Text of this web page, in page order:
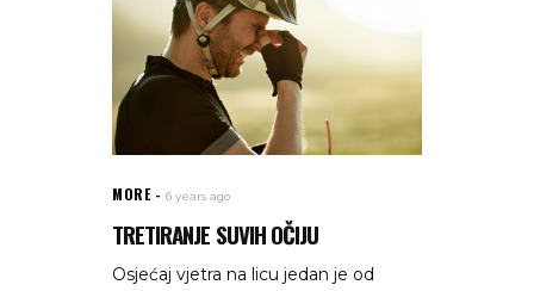
MORE 6 years ago
TRETIRANJE SUVIH OČIJU
Osjećaj vjetra na licu jedan je od